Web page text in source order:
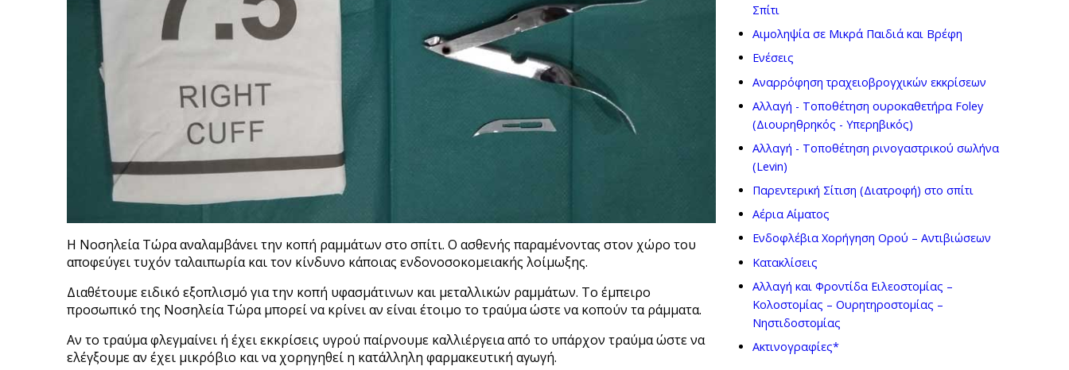
Η Νοσηλεία Τώρα αναλαμβάνει την κοπή ραμμάτων στο σπίτι. Ο ασθενής παραμένοντας στον χώρο του
αποφεύγει τυχόν ταλαιπωρία και τον κίνδυνο κάποιας ενδονοσοκομειακής λοίμωξης.
Διαθέτουμε ειδικό εξοπλισμό για την κοπή υφασμάτινων και μεταλλικών ραμμάτων. Το έμπειρο
προσωπικό της Νοσηλεία Τώρα μπορεί να κρίνει αν είναι έτοιμο το τραύμα ώστε να κοπούν τα ράμματα.
Αν το τραύμα φλεγμαίνει ή έχει εκκρίσεις υγρού παίρνουμε καλλιέργεια από το υπάρχον τραύμα ώστε να
ελέγξουμε αν έχει μικρόβιο και να χορηγηθεί η κατάλληλη φαρμακευτική αγωγή.
Σπίτι
Αιμοληψία σε Μικρά Παιδιά και Βρέφη
Ενέσεις
Αναρρόφηση τραχειοβρογχικών εκκρίσεων
Αλλαγή - Τοποθέτηση ουροκαθετήρα Foley
(Διουρηθρηκός - Υπερηβικός)
Αλλαγή - Τοποθέτηση ρινογαστρικού σωλήνα
(Levin)
Παρεντερική Σίτιση (Διατροφή) στο σπίτι
Αέρια Αίματος
Ενδοφλέβια Χορήγηση Ορού – Αντιβιώσεων
Κατακλίσεις
Αλλαγή και Φροντίδα Ειλεοστομίας –
Κολοστομίας – Ουρητηροστομίας –
Νηστιδοστομίας
Ακτινογραφίες*